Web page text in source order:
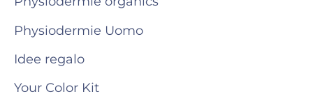
Physiodermie Uomo
Idee regalo
Your Color Kit